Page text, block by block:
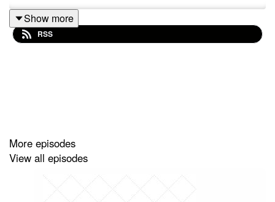
Justin heeft zelf een heleboel uurtjes op festivals en in
Dit hoor je in de podcast Gehoor Geven van GAIN, de
Show more
RSS
More episodes
View all episodes